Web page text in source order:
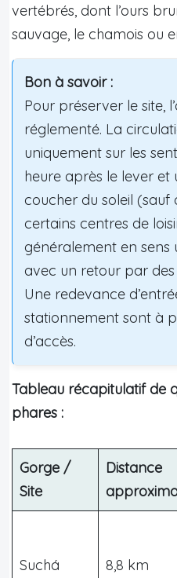
vertébrés, dont l’ours
sauvage, le chamois ou
Bon à savoir :
Pour préserver le site,
réglementé. La
uniquement sur les
heure après le lever et
coucher du soleil (sauf
certains centres de
généralement en
avec un retour par des
Une redevance
stationnement sont à
d’accès.
Tableau récapitulatif de
phares :
Gorge /
Site
Distance
Suchá
8,8 km